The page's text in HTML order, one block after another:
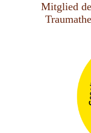
Mitglied